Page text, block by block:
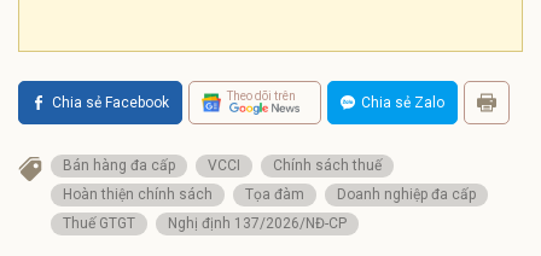
Chia sẻ Facebook Theo dõi trên Chia sẻ Zalo
Bán hàng đa cấp VCCI
Chính sách thuế
Hoàn thiện chính sách
Tọa đàm
Doanh nghiệp đa cấp
Thuế GTGT
Nghị định 137/2026/NĐ-CP